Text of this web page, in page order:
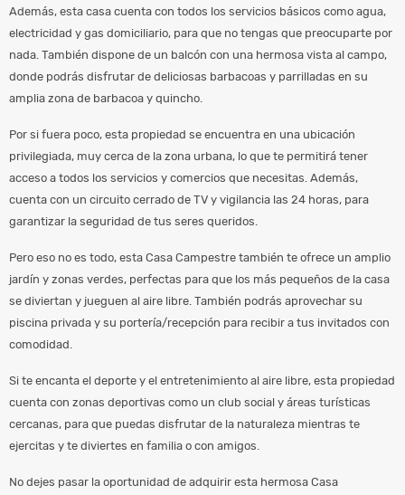
Además, esta casa cuenta con todos los servicios básicos como agua,
electricidad y gas domiciliario, para que no tengas que preocuparte por
nada. También dispone de un balcón con una hermosa vista al campo,
donde podrás disfrutar de deliciosas barbacoas y parrilladas en su
amplia zona de barbacoa y quincho.
Por si fuera poco, esta propiedad se encuentra en una ubicación
privilegiada, muy cerca de la zona urbana, lo que te permitirá tener
acceso a todos los servicios y comercios que necesitas. Además,
cuenta con un circuito cerrado de TV y vigilancia las 24 horas, para
garantizar la seguridad de tus seres queridos.
Pero eso no es todo, esta Casa Campestre también te ofrece un amplio
jardín y zonas verdes, perfectas para que los más pequeños de la casa
se diviertan y jueguen al aire libre. También podrás aprovechar su
piscina privada y su portería/recepción para recibir a tus invitados con
comodidad.
Si te encanta el deporte y el entretenimiento al aire libre, esta propiedad
cuenta con zonas deportivas como un club social y áreas turísticas
cercanas, para que puedas disfrutar de la naturaleza mientras te
ejercitas y te diviertes en familia o con amigos.
No dejes pasar la oportunidad de adquirir esta hermosa Casa